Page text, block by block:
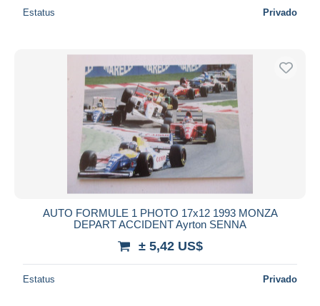
Estatus Privado
AUTO FORMULE 1 PHOTO 17x12 1993 MONZA
DEPART ACCIDENT Ayrton SENNA
± 5,42 US$
Estatus Privado